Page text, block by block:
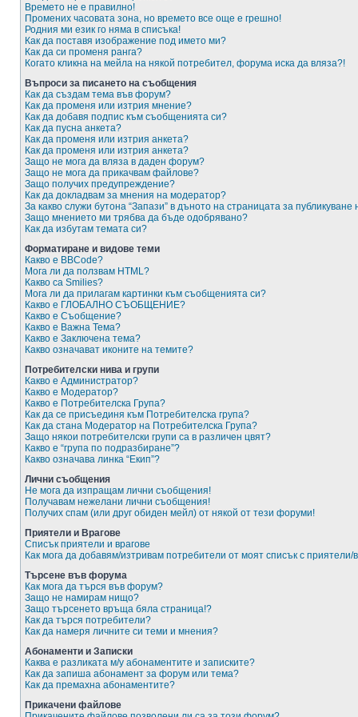
Времето не е правилно!
Промених часовата зона, но времето все още е грешно!
Родния ми език го няма в списъка!
Как да поставя изображение под името ми?
Как да си променя ранга?
Когато кликна на мейла на някой потребител, форума иска да вляза?!
Въпроси за писането на съобщения
Как да създам тема във форум?
Как да променя или изтрия мнение?
Как да добавя подпис към съобщенията си?
Как да пусна анкета?
Как да променя или изтрия анкета?
Как да променя или изтрия анкета?
Защо не мога да вляза в даден форум?
Защо не мога да прикачвам файлове?
Защо получих предупреждение?
Как да докладвам за мнения на модератор?
За какво служи бутона “Запази” в дъното на страницата за
Защо мнението ми трябва да бъде одобрявано?
Как да избутам темата си?
Форматиране и видове теми
Какво е BBCode?
Мога ли да ползвам HTML?
Какво са Smilies?
Мога ли да прилагам картинки към съобщенията си?
Какво е ГЛОБАЛНО СЪОБЩЕНИЕ?
Какво е Съобщение?
Какво е Важна Тема?
Какво е Заключена тема?
Какво означават иконите на темите?
Потребителски нива и групи
Какво е Администратор?
Какво е Модератор?
Какво е Потребителска Група?
Как да се присъединя към Потребителска група?
Как да стана Модератор на Потребителска Група?
Защо някои потребителски групи са в различен цвят?
Какво е “група по подразбиране”?
Какво означава линка “Екип”?
Лични съобщения
Не мога да изпращам лични съобщения!
Получавам нежелани лични съобщения!
Получих спам (или друг обиден мейл) от някой от тези форуми!
Приятели и Врагове
Списък приятели и врагове
Как мога да добавям/изтривам потребители от моят списък с приятели/
Търсене във форума
Как мога да търся във форум?
Защо не намирам нищо?
Защо търсенето връща бяла страница!?
Как да търся потребители?
Как да намеря личните си теми и мнения?
Абонаменти и Записки
Каква е разликата м/у абонаментите и записките?
Как да запиша абонамент за форум или тема?
Как да премахна абонаментите?
Прикачени файлове